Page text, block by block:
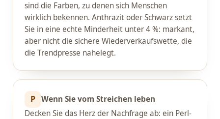
sind die Farben, zu denen sich Menschen
wirklich bekennen. Anthrazit oder Schwarz setzt
Sie in eine echte Minderheit unter 4 %: markant,
aber nicht die sichere Wiederverkaufswette, die
die Trendpresse nahelegt.
P Wenn Sie vom Streichen leben
Decken Sie das Herz der Nachfrage ab: ein Perl-